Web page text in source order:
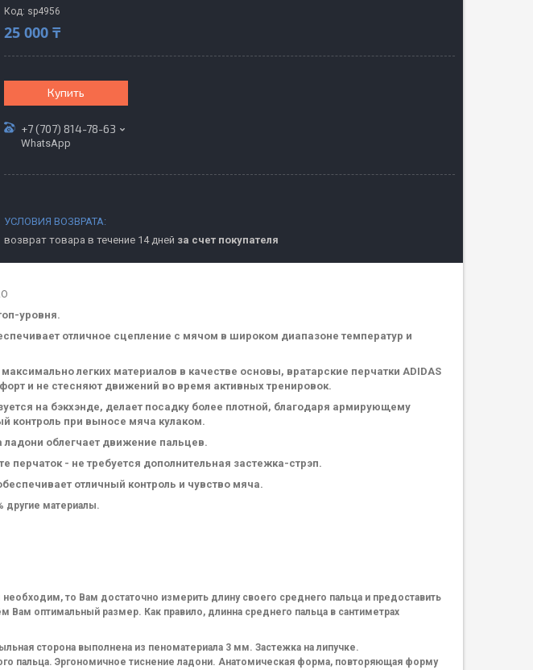
Код: sp4956
25 000 ₸
Купить
+7 (707) 814-78-63
WhatsApp
возврат товара в течение 14 дней за счет покупателя
уровня.
отличное сцепление с мячом в широком диапазоне температур и
легких материалов в качестве основы, вратарские перчатки ADIDAS
и не стесняют движений во время активных тренировок.
на бэкхэнде, делает посадку более плотной, благодаря армирующему
контроль при выносе мяча кулаком.
облегчает движение пальцев.
перчаток - не требуется дополнительная застежка-стрэп.
отличный контроль и чувство мяча.
другие материалы.
то Вам достаточно измерить длину своего среднего пальца и предоставить
оптимальный размер. Как правило, длинна среднего пальца в сантиметрах
сторона выполнена из пеноматериала 3 мм. Застежка на липучке.
пальца. Эргономичное тиснение ладони. Анатомическая форма, повторяющая форму